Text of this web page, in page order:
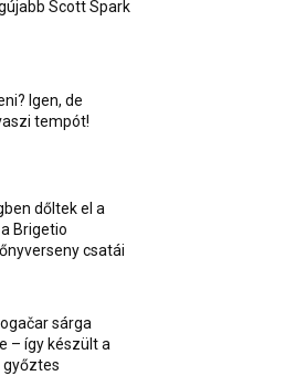
Scott Spark
Igen, de
tempót!
dőltek el a
Brigetio
csatái
sárga
– így készült a
győztes